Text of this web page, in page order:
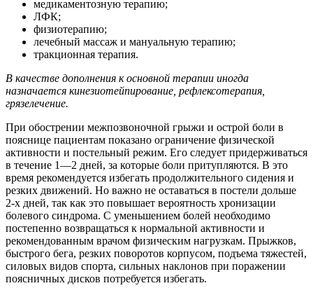
медикаментозную терапию;
ЛФК;
физиотерапию;
лечебный массаж и мануальную терапию;
тракционная терапия.
В качестве дополнения к основной терапии иногда
назначается кинезиотейпирование, рефлексотерапия,
грязелечение.
При обострении межпозвоночной грыжи и острой боли в
пояснице пациентам показано ограничение физической
активности и постельный режим. Его следует придерживаться
в течение 1—2 дней, за которые боли притупляются. В это
время рекомендуется избегать продолжительного сидения и
резких движений. Но важно не оставаться в постели дольше
2-х дней, так как это повышает вероятность хронизации
болевого синдрома. С уменьшением болей необходимо
постепенно возвращаться к нормальной активности и
рекомендованным врачом физическим нагрузкам. Прыжков,
быстрого бега, резких поворотов корпусом, подъема тяжестей,
силовых видов спорта, сильных наклонов при поражении
поясничных дисков потребуется избегать.